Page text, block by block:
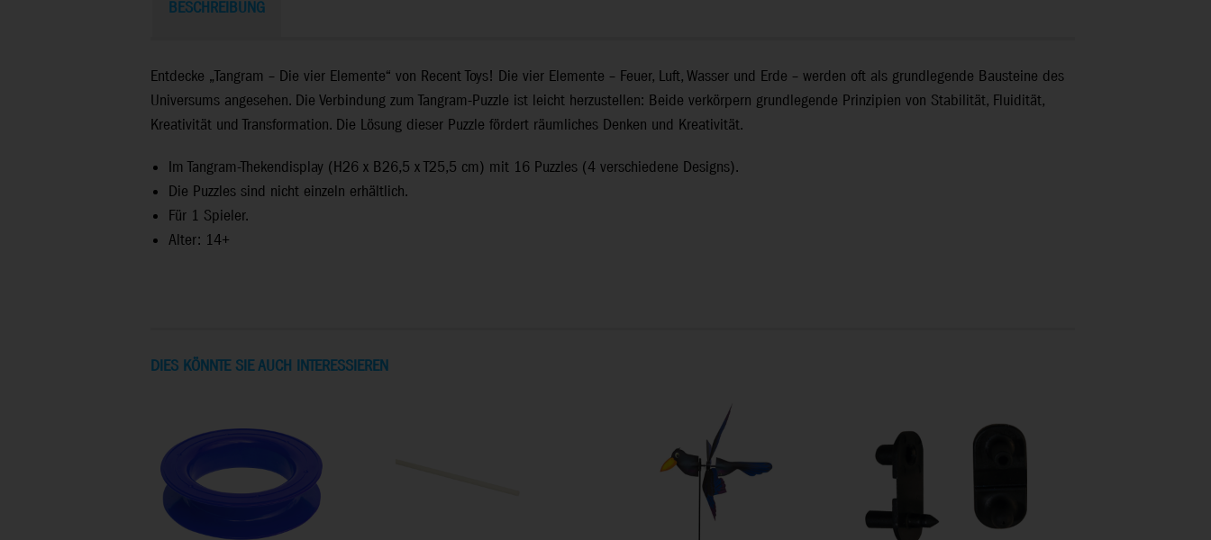
BESCHREIBUNG
Entdecke „Tangram – Die vier Elemente“ von Recent Toys! Die vier Elemente – Feuer, Luft, Wasser und Erde – werden oft als grundlegende Bausteine des
Universums angesehen. Die Verbindung zum Tangram-Puzzle ist leicht herzustellen: Beide verkörpern grundlegende Prinzipien von Stabilität, Fluidität,
Kreativität und Transformation. Die Lösung dieser Puzzle fördert räumliches Denken und Kreativität.
Im Tangram-Thekendisplay (H26 x B26,5 x T25,5 cm) mit 16 Puzzles (4 verschiedene Designs).
Die Puzzles sind nicht einzeln erhältlich.
Für 1 Spieler.
Alter: 14+
DIES KÖNNTE SIE AUCH INTERESSIEREN